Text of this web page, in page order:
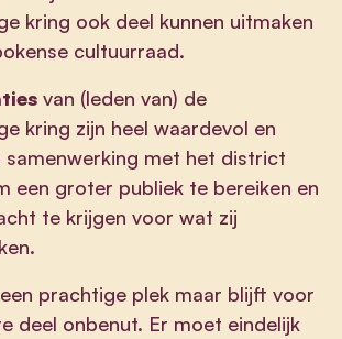
kring ook deel kunnen uitmaken
cultuurraad.
van (leden van) de
kring zijn heel waardevol en
samenwerking met het district
een groter publiek te bereiken en
te krijgen voor wat zij
prachtige plek maar blijft voor
deel onbenut. Er moet eindelijk